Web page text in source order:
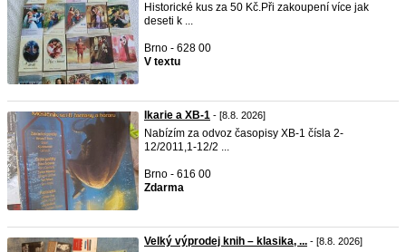
Historické kus za 50 Kč.Při zakoupení více jak
deseti k ...
Brno - 628 00
V textu
Ikarie a XB-1 - [8.8. 2026]
Nabízím za odvoz časopisy XB-1 čísla 2-
12/2011,1-12/2 ...
Brno - 616 00
Zdarma
Velký výprodej knih – klasika, ... - [8.8. 2026]